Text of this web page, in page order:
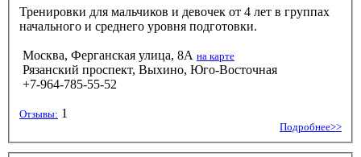
Тренировки для мальчиков и девочек от 4 лет в группах
начального и среднего уровня подготовки.
Москва, Ферганская улица, 8А на карте
Рязанский проспект, Выхино, Юго-Восточная
+7-964-785-55-52
Отзывы: 1
Подробнее>>